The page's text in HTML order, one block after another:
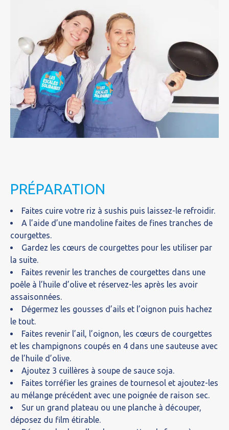
PRÉPARATION
Faites cuire votre riz à sushis puis laissez-le refroidir.
A l’aide d’une mandoline faites de fines tranches de
courgettes.
Gardez les cœurs de courgettes pour les utiliser par
la suite.
Faites revenir les tranches de courgettes dans une
poêle à l’huile d’olive et réservez-les après les avoir
assaisonnées.
Dégermez les gousses d’ails et l’oignon puis hachez
le tout.
Faites revenir l’ail, l’oignon, les cœurs de courgettes
et les champignons coupés en 4 dans une sauteuse avec
de l’huile d’olive.
Ajoutez 3 cuillères à soupe de sauce soja.
Faites torréfier les graines de tournesol et ajoutez-les
au mélange précédent avec une poignée de raison sec.
Sur un grand plateau ou une planche à découper,
déposez du film étirable.